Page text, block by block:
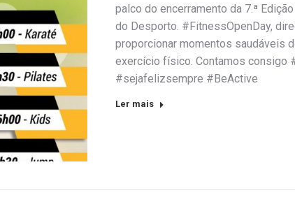
palco do encerramento da 7.ª
do Desporto. #FitnessOpenDay,
proporcionar momentos saudáveis
exercício físico. Contamos consigo
#sejafelizsempre #BeActive
Ler mais